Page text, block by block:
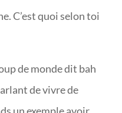
C’est quoi selon toi
de monde dit bah
de vivre de